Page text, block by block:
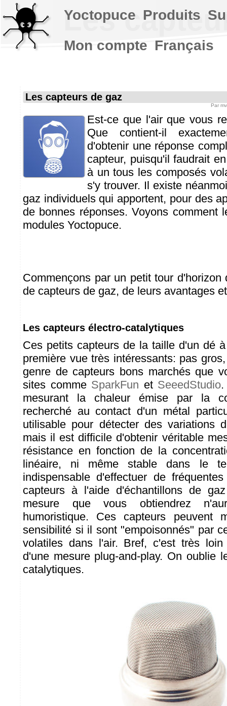
Les
Les capteurs de gaz
Par
Est-ce que l'air que vous
Que contient-il
d'obtenir une réponse
capteur, puisqu'il faudrait
à un tous les composés
s'y trouver. Il existe
gaz individuels qui apportent, pour des
de bonnes réponses. Voyons comment
modules Yoctopuce.
Commençons par un petit tour d'horizon
de capteurs de gaz, de leurs avantages
Les capteurs électro-catalytiques
Ces petits capteurs de la taille d'un dé
première vue très intéressants: pas
genre de capteurs bons marchés que
sites comme SparkFun et SeeedStudio
mesurant la chaleur émise par la
recherché au contact d'un métal
utilisable pour détecter des variations
mais il est difficile d'obtenir véritable
résistance en fonction de la
linéaire, ni même stable dans le
indispensable d'effectuer de
capteurs à l'aide d'échantillons de
mesure que vous obtiendrez
humoristique. Ces capteurs peuvent
sensibilité si il sont "empoisonnés" par
volatiles dans l'air. Bref, c'est très
d'une mesure plug-and-play. On oublie
catalytiques.
Yoctopuce Produits
Mon compte Français